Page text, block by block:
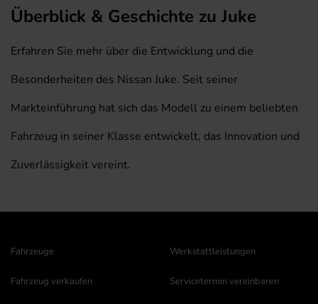
Überblick & Geschichte zu Juke
Erfahren Sie mehr über die Entwicklung und die
Besonderheiten des Nissan Juke. Seit seiner
Markteinführung hat sich das Modell zu einem beliebten
Fahrzeug in seiner Klasse entwickelt, das Innovation und
Zuverlässigkeit vereint.
Fahrzeuge
Fahrzeug verkaufen
Werkstattleistungen
Servicetermin vereinbaren